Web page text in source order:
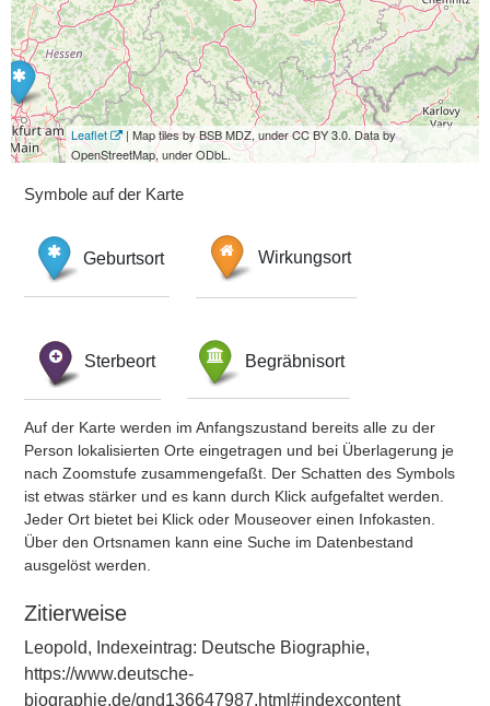
Leaflet
| Map tiles by BSB MDZ, under CC BY 3.0. Data by
OpenStreetMap, under ODbL.
Symbole auf der Karte
Geburtsort Wirkungsort
Sterbeort Begräbnisort
Auf der Karte werden im Anfangszustand bereits alle zu der
Person lokalisierten Orte eingetragen und bei Überlagerung je
nach Zoomstufe zusammengefaßt. Der Schatten des Symbols
ist etwas stärker und es kann durch Klick aufgefaltet werden.
Jeder Ort bietet bei Klick oder Mouseover einen Infokasten.
Über den Ortsnamen kann eine Suche im Datenbestand
ausgelöst werden.
Zitierweise
Leopold, Indexeintrag: Deutsche Biographie,
https://www.deutsche-
biographie.de/gnd136647987.html#indexcontent